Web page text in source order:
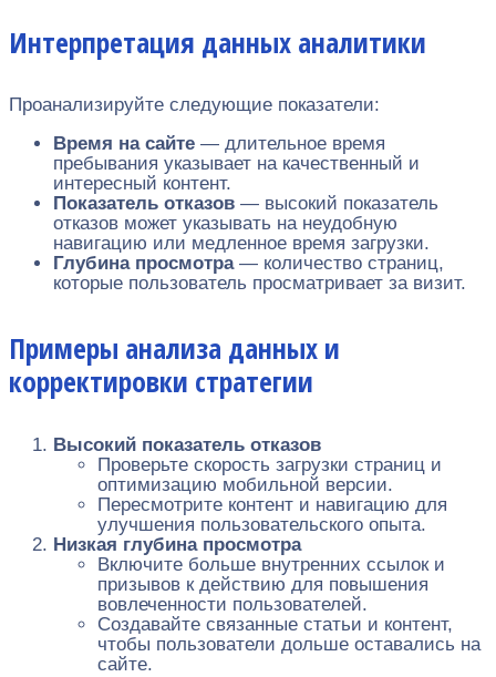
Интерпретация данных аналитики
Проанализируйте следующие показатели:
Время на сайте — длительное время
пребывания указывает на качественный и
интересный контент.
Показатель отказов — высокий показатель
отказов может указывать на неудобную
навигацию или медленное время загрузки.
Глубина просмотра— количество страниц,
которые пользователь просматривает за визит.
Примеры анализа данных и
корректировки стратегии
Высокий показатель отказов
Проверьте скорость загрузки страниц и
оптимизацию мобильной версии.
Пересмотрите контент и навигацию для
улучшения пользовательского опыта.
Низкая глубина просмотра
Включите больше внутренних ссылок и
призывов к действию для повышения
вовлеченности пользователей.
Создавайте связанные статьи и контент,
чтобы пользователи дольше оставались на
сайте.